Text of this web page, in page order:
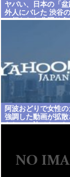
ヤバい、日本の「
外人にバレた 渋谷
で行われた盆踊り参
阿波おどりで女性
強調した動画が拡散
らしい！許せないな